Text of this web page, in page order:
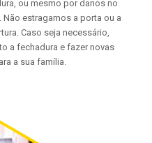
ou mesmo por danos no
estragamos a porta ou a
Caso seja necessário,
a fechadura e fazer novas
a sua família.